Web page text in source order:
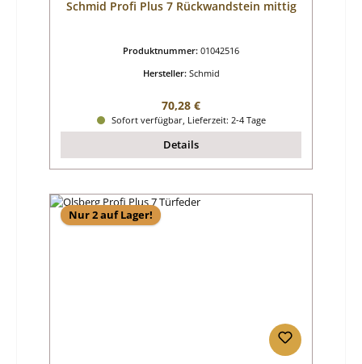
Schmid Profi Plus 7 Rückwandstein mittig
Produktnummer: 01042516
Hersteller: Schmid
Regulärer Preis:
70,28 €
Sofort verfügbar, Lieferzeit: 2-4 Tage
Details
Nur 2 auf Lager!